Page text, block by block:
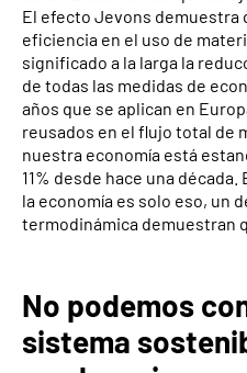
El efecto Jevons demuestra
eficiencia en el uso de
significado a la larga la
de todas las medidas de
años que se aplican en
reusados en el flujo total de
nuestra economía está
11% desde hace una
la economía es solo eso, un
termodinámica demuestran
No podemos
sistema